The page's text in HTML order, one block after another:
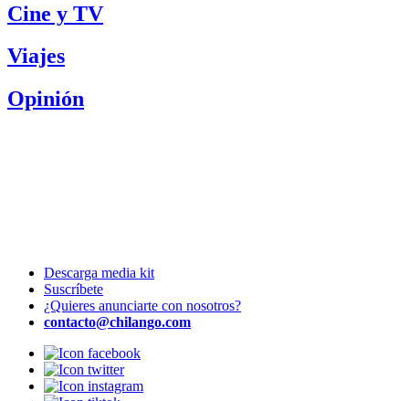
Cine y TV
Viajes
Opinión
Descarga media kit
Suscríbete
¿Quieres anunciarte con nosotros?
contacto@chilango.com